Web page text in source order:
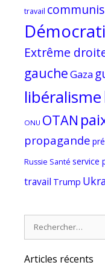
travail
Extrême
gaucheGaza
libéralisme
ONU OTAN
propagande
Russie Santé service
travail Trump
Articles récents